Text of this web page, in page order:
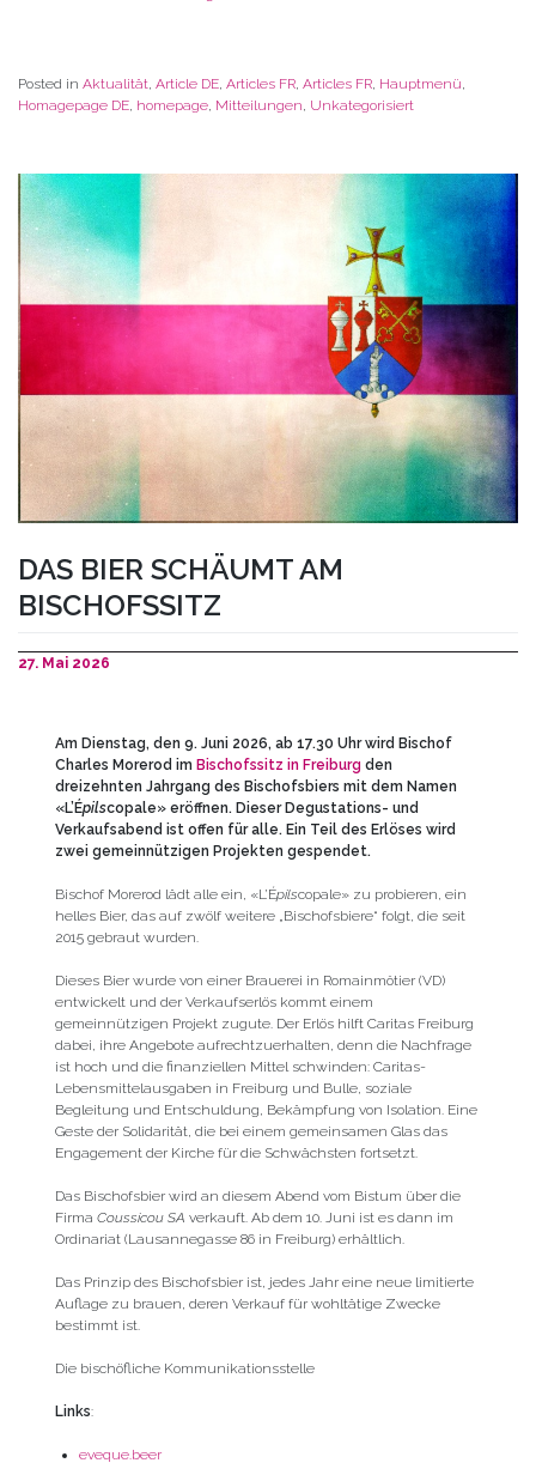
Posted in Aktualität, Article DE, Articles FR, Articles FR, Hauptmenü,
Homagepage DE, homepage, Mitteilungen, Unkategorisiert
DAS BIER SCHÄUMT AM
BISCHOFSSITZ
27. Mai 2026
Am Dienstag, den 9. Juni 2026, ab 17.30 Uhr wird Bischof
Charles Morerod im Bischofssitz in Freiburg den
dreizehnten Jahrgang des Bischofsbiers mit dem Namen
«L’Épilscopale» eröffnen. Dieser Degustations- und
Verkaufsabend ist offen für alle. Ein Teil des Erlöses wird
zwei gemeinnützigen Projekten gespendet.
Bischof Morerod lädt alle ein, «L’Épilscopale» zu probieren, ein
helles Bier, das auf zwölf weitere „Bischofsbiere“ folgt, die seit
2015 gebraut wurden.
Dieses Bier wurde von einer Brauerei in Romainmôtier (VD)
entwickelt und der Verkaufserlös kommt einem
gemeinnützigen Projekt zugute. Der Erlös hilft Caritas Freiburg
dabei, ihre Angebote aufrechtzuerhalten, denn die Nachfrage
ist hoch und die finanziellen Mittel schwinden: Caritas-
Lebensmittelausgaben in Freiburg und Bulle, soziale
Begleitung und Entschuldung, Bekämpfung von Isolation. Eine
Geste der Solidarität, die bei einem gemeinsamen Glas das
Engagement der Kirche für die Schwächsten fortsetzt.
Das Bischofsbier wird an diesem Abend vom Bistum über die
Firma Coussicou SA verkauft. Ab dem 10. Juni ist es dann im
Ordinariat (Lausannegasse 86 in Freiburg) erhältlich.
Das Prinzip des Bischofsbier ist, jedes Jahr eine neue limitierte
Auflage zu brauen, deren Verkauf für wohltätige Zwecke
bestimmt ist.
Die bischöfliche Kommunikationsstelle
Links:
eveque.beer